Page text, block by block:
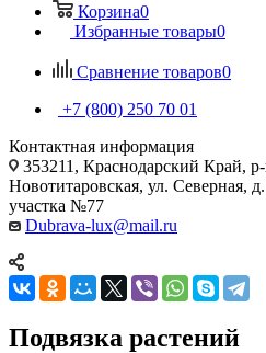
Корзина0
Избранные товары0
Сравнение товаров0
+7 (800) 250 70 01
Контактная информация
353211, Краснодарский Край,
Новотитаровская, ул. Северная,
участка №77
Dubrava-lux@mail.ru
Подвязка растений